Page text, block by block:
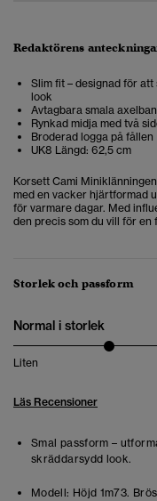
Redaktörens
Slim fit – designad för
look
Avtagbara smala
Rynkad midja med två
Broderad logga på fållen
UK8 Längd: 62,5 cm
Korsett Cami
med en vacker hjärtformad
för varmare dagar. Med
den precis som du vill för
Storlek och passform
Normal i storlek
Liten
Läs Recensioner
Smal passform –
skräddarsydd look.
Modell: Höjd 1m73.